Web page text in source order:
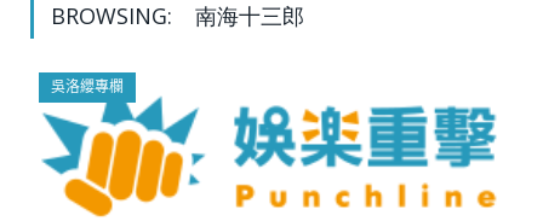
BROWSING: 南海十三郎
吳洛纓專欄